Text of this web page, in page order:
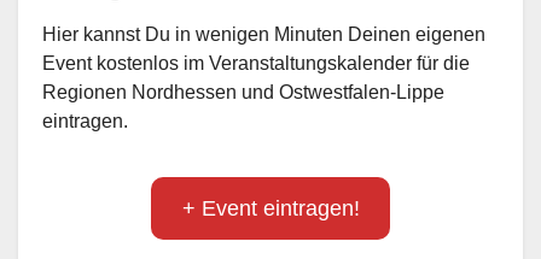
Hier kannst Du in wenigen Minuten Deinen eigenen
Event kostenlos im Veranstaltungskalender für die
Regionen Nordhessen und Ostwestfalen-Lippe
eintragen.
+ Event eintragen!